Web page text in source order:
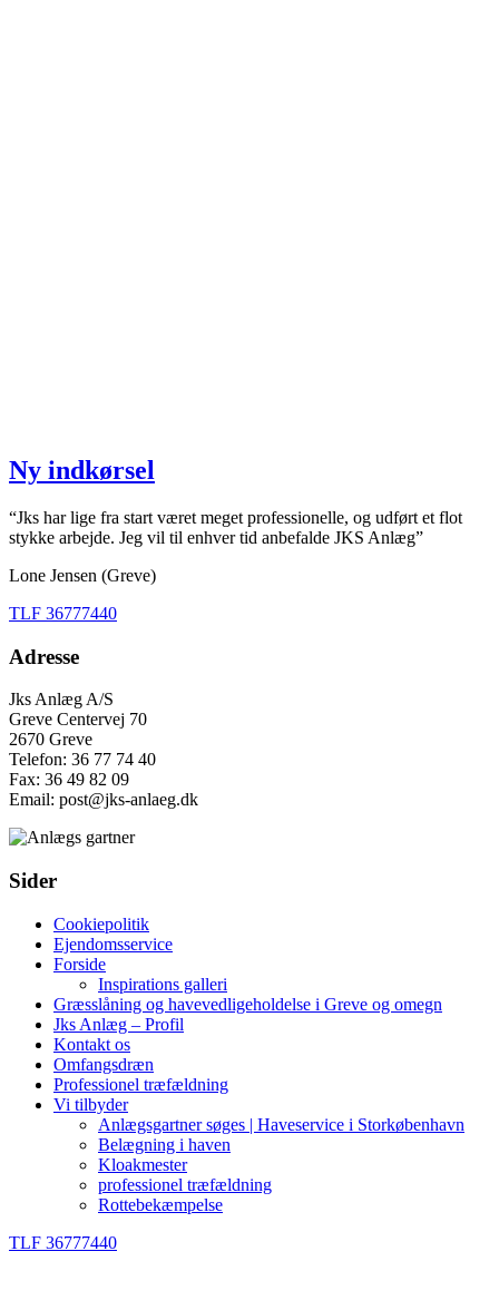
Ny indkørsel
“Jks har lige fra start været meget professionelle, og udført et flot
stykke arbejde. Jeg vil til enhver tid anbefalde JKS Anlæg”
Lone Jensen (Greve)
TLF 36777440
Adresse
Jks Anlæg A/S
Greve Centervej 70
2670 Greve
Telefon: 36 77 74 40
Fax: 36 49 82 09
Email: post@jks-anlaeg.dk
Sider
Cookiepolitik
Ejendomsservice
Forside
Inspirations galleri
Græsslåning og havevedligeholdelse i Greve og omegn
Jks Anlæg – Profil
Kontakt os
Omfangsdræn
Professionel træfældning
Vi tilbyder
Anlægsgartner søges | Haveservice i Storkøbenhavn
Belægning i haven
Kloakmester
professionel træfældning
Rottebekæmpelse
TLF 36777440